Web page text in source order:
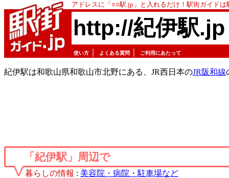
アドレスに「○○駅.jp」と入れるだけ！駅街ガイド
http://紀伊駅.jp
使い方 よくある質問 ご利用にあたって
紀伊駅は和歌山県和歌山市北野にある、JR西日本のJR阪和線
「紀伊駅」周辺で
暮らしの情報 : 美容院・病院・駐車場など